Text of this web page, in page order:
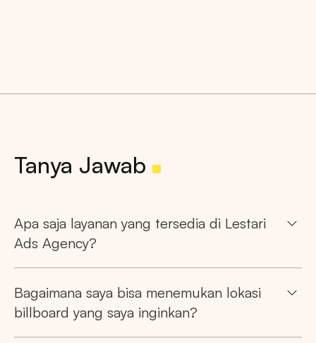
Tanya Jawab
Apa saja layanan yang tersedia di Lestari
Ads Agency?
Bagaimana saya bisa menemukan lokasi
billboard yang saya inginkan?